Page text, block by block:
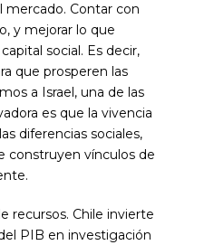
mercado. Contar con
y mejorar lo que
social. Es decir,
que prosperen las
a Israel, una de las
es que la vivencia
diferencias sociales,
construyen vínculos de
recursos. Chile invierte
PIB en investigación